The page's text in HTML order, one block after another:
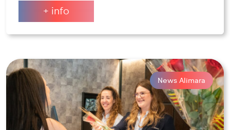
+ info
News Alimara